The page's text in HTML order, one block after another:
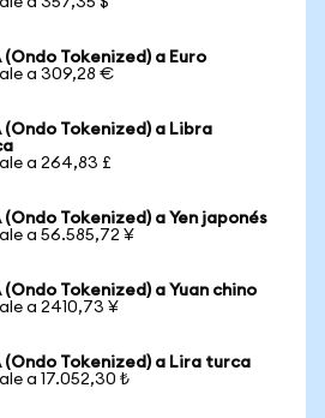
Tokenized) a Euro
a 309,28 €
Tokenized) a Libra
a 264,83 £
Tokenized) a Yen japonés
a 56.585,72 ¥
Tokenized) a Yuan chino
a 2410,73 ¥
Tokenized) a Lira turca
a 17.052,30 ₺